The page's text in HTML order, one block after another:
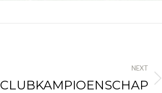
NEXT
CLUBKAMPIOENSCHAP